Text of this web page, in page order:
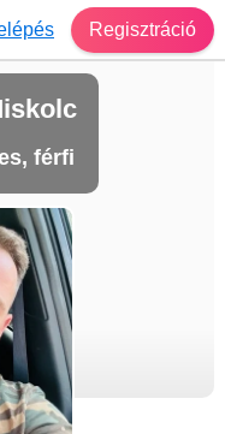
Regisztráció
férfi